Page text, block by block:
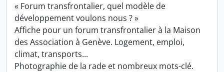
« Forum transfrontalier, quel modèle de
développement voulons nous ? »
Affiche pour un forum transfrontalier à la Maison
des Association à Genève. Logement, emploi,
climat, transports...
Photographie de la rade et nombreux mots-clé.